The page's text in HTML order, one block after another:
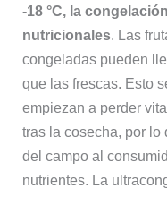
-18 °C, la
nutricionales. Las
congeladas pueden
que las frescas. Esto
empiezan a perder
tras la cosecha, por lo
del campo al
nutrientes. La